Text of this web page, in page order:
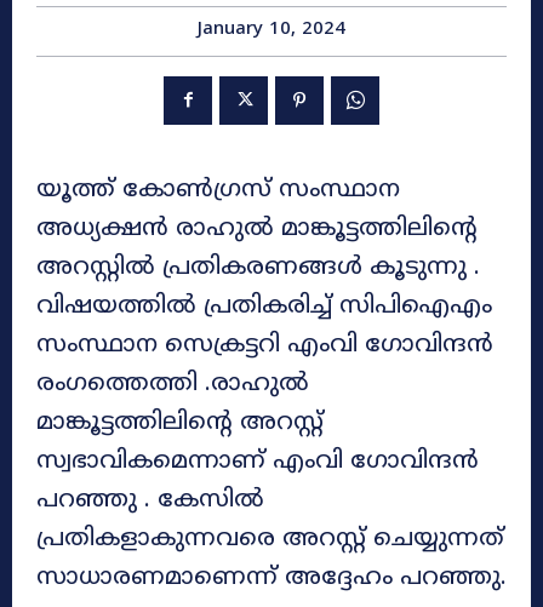
January 10, 2024
യൂത്ത് കോൺ​ഗ്രസ് സംസ്ഥാന
അധ്യക്ഷൻ രാഹുൽ മാങ്കൂട്ടത്തിലിന്റെ
അറസ്റ്റിൽ പ്രതികരണങ്ങൾ കൂടുന്നു .
വിഷയത്തിൽ പ്രതികരിച്ച് സിപിഐഎം
സംസ്ഥാന സെക്രട്ടറി എംവി ​ഗോവിന്ദൻ
രംഗത്തെത്തി .രാഹുൽ
മാങ്കൂട്ടത്തിലിന്റെ അറസ്റ്റ്
സ്വഭാവികമെന്നാണ് എംവി ​ഗോവിന്ദൻ
പറഞ്ഞു . കേസിൽ
പ്രതികളാകുന്നവരെ അറസ്റ്റ് ചെയ്യുന്നത്
സാധാരണമാണെന്ന് അദ്ദേഹം പറഞ്ഞു.